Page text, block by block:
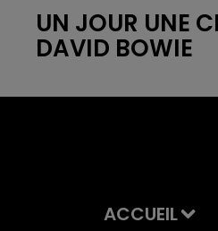
UN JOUR UNE
DAVID BOWIE
ACCUEIL